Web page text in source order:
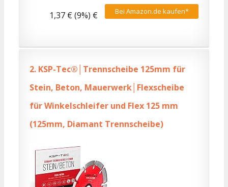
Bei Amazon.de kaufen*
1,37 € (9%) €
2. KSP-Tec®│Trennscheibe 125mm für
Stein, Beton, Mauerwerk│Flexscheibe
für Winkelschleifer und Flex 125 mm
(125mm, Diamant Trennscheibe)